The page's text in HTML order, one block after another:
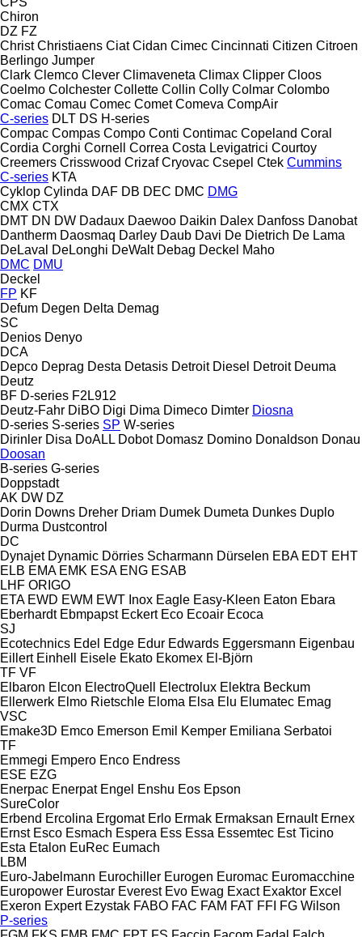
Chiron
DZ FZ
Christ Christiaens Ciat Cidan Cimec Cincinnati Citizen Citroen
Berlingo Jumper
Clark Clemco Clever Climaveneta Climax Clipper Cloos
Coelmo Colchester Collette Collin Colly Colmar Colombo
Comac Comau Comec Comet Comeva CompAir
C-series DLT DS H-series
Compac Compas Compo Conti Contimac Copeland Coral
Cordia Corghi Cornell Correa Costa Levigatrici Courtoy
Creemers Crisswood Crizaf Cryovac Csepel Ctek Cummins
C-series KTA
Cyklop Cylinda DAF DB DEC DMC DMG
CMX CTX
DMT DN DW Dadaux Daewoo Daikin Dalex Danfoss Danobat
Dantherm Daosmaq Darley Daub Davi De Dietrich De Lama
DeLaval
DeLonghi DeWalt Debag Deckel Maho
DMC DMU
Deckel
FP KF
Defum Degen Delta Demag
SC
Denios Denyo
DCA
Depco Deprag Desta Detasis Detroit Diesel Detroit Deuma
Deutz
BF D-series F2L912
Deutz-Fahr DiBO Digi Dima Dimeco Dimter Diosna
D-series S-series SP W-series
Dirinler Disa DoALL Dobot Domasz Domino Donaldson Donau
Doosan
B-series G-series
Doppstadt
AK DW DZ
Dorin Downs Dreher Driam Dumek Dumeta Dunkes Duplo
Durma Dustcontrol
DC
Dynajet Dynamic Dörries Scharmann Dürselen EBA EDT EHT
ELB EMA EMK ESA ENG ESAB
LHF ORIGO
ETA EWD EWM EWT Inox Eagle Easy-Kleen Eaton Ebara
Eberhardt Ebmpapst Eckert Eco Ecoair Ecoca
SJ
Ecotechnics Edel Edge Edur Edwards Eggersmann Eigenbau
Eillert Einhell Eisele Ekato Ekomex El-Björn
TF VF
Elbaron Elcon ElectroQuell Electrolux Elektra Beckum
Ellerwerk Elmo Rietschle Eloma Elsa Elu Elumatec Emag
VSC
Emake3D Emco Emerson Emil Kemper Emiliana Serbatoi
TF
Emmegi Empero Enco Endress
ESE EZG
Enerpac Enerpat Engel Enshu Eos Epson
SureColor
Erbend Ercolina Ergomat Erlo Ermak Ermaksan Ernault Ernex
Ernst Esco Esmach Espera Ess Essa Essemtec Est Ticino
Esta Etalon EuRec Eumach
LBM
Euro-Jabelmann Eurochiller Eurogen Euromac Euromacchine
Europower Eurostar Everest Evo Ewag Exact Exaktor Excel
Exeron Expert Ezystak FABO FAC FAM FAT FFI FG Wilson
P-series